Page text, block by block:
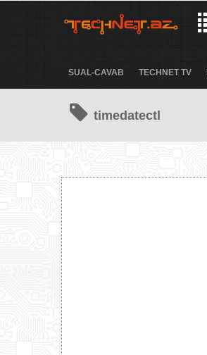
SUAL-CAVAB TECHNET TV
timedatectl